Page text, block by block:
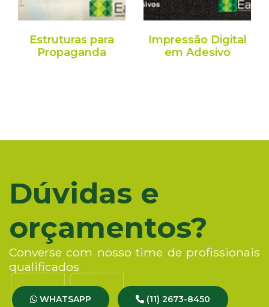
Estruturas para
Propaganda
Impressão Digital
em Adesivo
Dúvidas e
orçamentos?
Converse com nosso time de profissionais
qualificados
WHATSAPP (11) 2673-8450